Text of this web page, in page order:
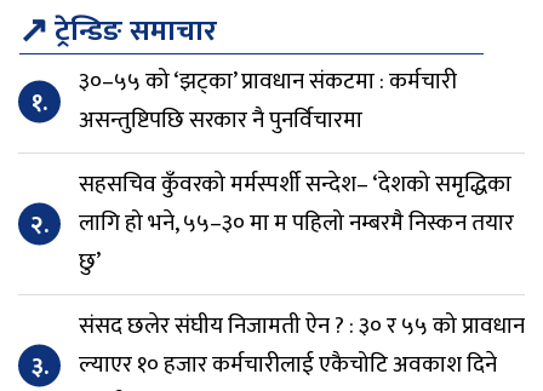
↗ट्रेन्डिङ समाचार
१.
३०–५५ को ‘झट्का’ प्रावधान संकटमा : कर्मचारी
असन्तुष्टिपछि सरकार नै पुनर्विचारमा
२.
सहसचिव कुँवरको मर्मस्पर्शी सन्देश– ‘देशको समृद्धिका
लागि हो भने, ५५–३० मा म पहिलो नम्बरमै निस्कन तयार
छु’
३.
संसद छलेर संघीय निजामती ऐन ? : ३० र ५५ को प्रावधान
ल्याएर १० हजार कर्मचारीलाई एकैचोटि अवकाश दिने